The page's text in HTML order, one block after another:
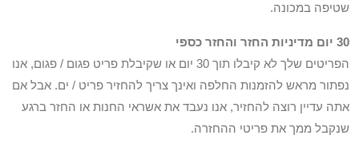
שטיפה במכונה.
30 יום מדיניות החזר והחזר כספי
הפריטים שלך לא קיבלו תוך 30 יום או שקיבלת פריט פגום / פגום, אנו
נפתור מראש להזמנות החלפה ואינך צריך להחזיר פריט / ים. אבל אם
אתה עדיין רוצה להחזיר, אנו נעבד את אשראי החנות או החזר ברגע
שנקבל ממך את פריטי ההחזרה.